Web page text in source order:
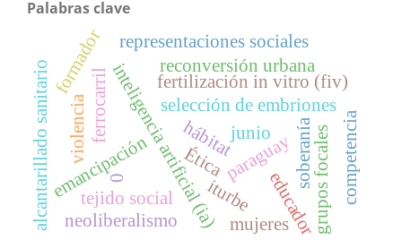
Palabras clave
inteligencia artificial (ia)
selección de embriones
Ética
fertilización in vitro (fiv)
paraguay
emancipación
ferrocarril
soberanía
tejido social
hábitat
reconversión urbana
alcantarillado sanitario iturbe educador competencia
formador representaciones sociales
grupos focales
neoliberalismo
0
junio
mujeres
violencia